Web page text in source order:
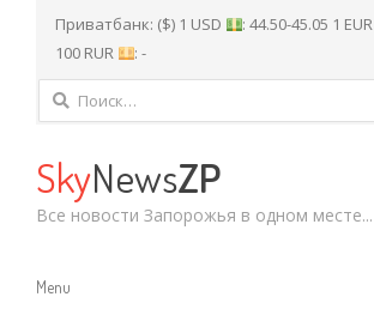
Приватбанк: ($) 1 USD : 44.50-45.05 1 EUR
100 RUR
: -
Найти:
SkyNewsZP
Все новости Запорожья в одном месте...
Menu
Menu